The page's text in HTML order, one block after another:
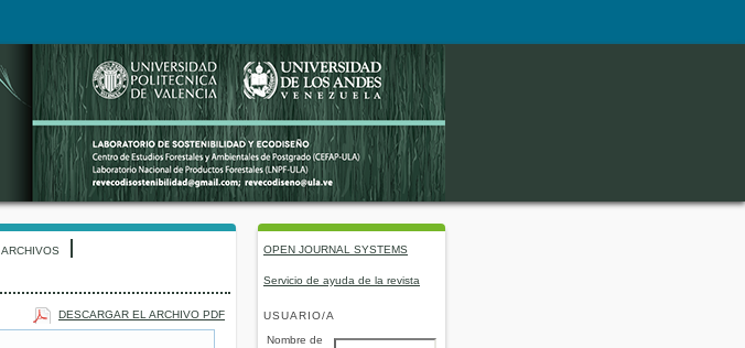
OPEN JOURNAL SYSTEMS
Servicio de ayuda de la revista
USUARIO/A
Nombre de
ARCHIVOS
DESCARGAR EL ARCHIVO PDF